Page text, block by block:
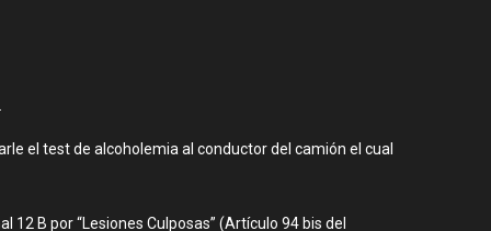
el test de alcoholemia al conductor del camión el cual
B por “Lesiones Culposas” (Artículo 94 bis del